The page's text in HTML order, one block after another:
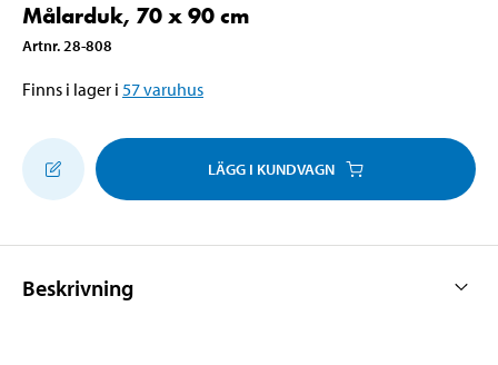
Målarduk, 70 x 90 cm
Artnr. 28-808
Finns i lager i 57varuhus
LÄGG I KUNDVAGN
Beskrivning